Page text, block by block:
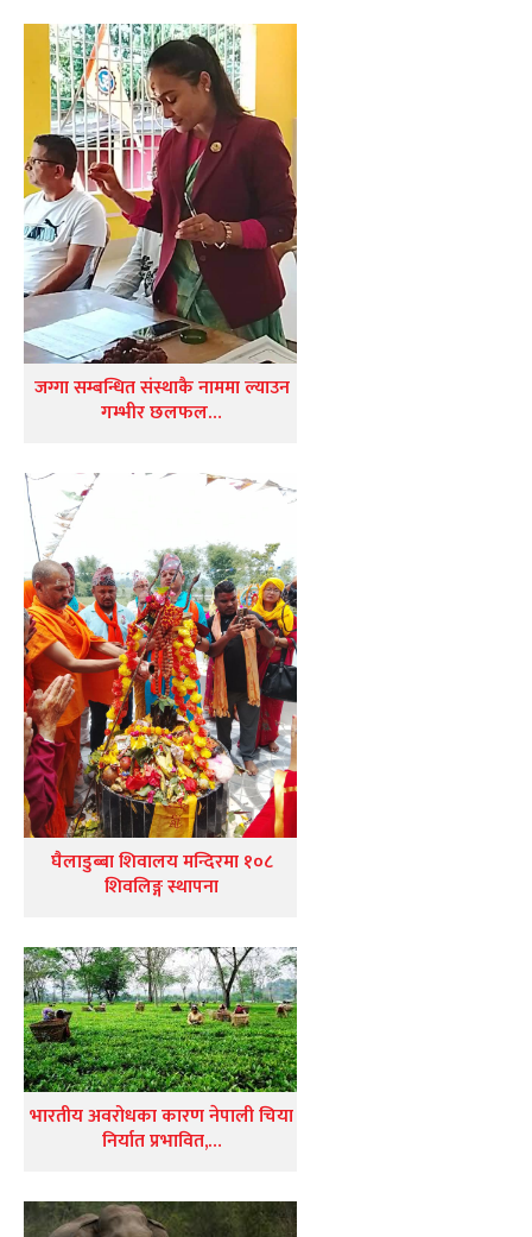
जग्गा सम्बन्धित संस्थाकै नाममा ल्याउन
गम्भीर छलफल…
घैलाडुब्बा शिवालय मन्दिरमा १०८
शिवलिङ्ग स्थापना
भारतीय अवरोधका कारण नेपाली चिया
निर्यात प्रभावित,…